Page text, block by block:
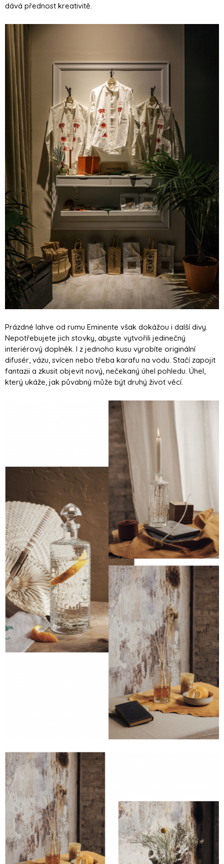
dává přednost kreativitě.
Prázdné lahve od rumu Eminente však dokážou i další divy.
Nepotřebujete jich stovky, abyste vytvořili jedinečný
interiérový doplněk. I z jednoho kusu vyrobíte originální
difusér, vázu, svícen nebo třeba karafu na vodu. Stačí zapojit
fantazii a zkusit objevit nový, nečekaný úhel pohledu. Úhel,
který ukáže, jak půvabný může být druhý život věcí.